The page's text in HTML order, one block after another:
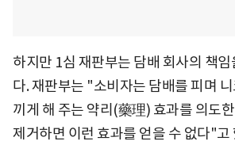
하지만 1심 재판부는 담배 회사의 책
다. 재판부는 "소비자는 담배를 피며
끼게 해 주는 약리(藥理) 효과를 의도
제거하면 이런 효과를 얻을 수 없다"고